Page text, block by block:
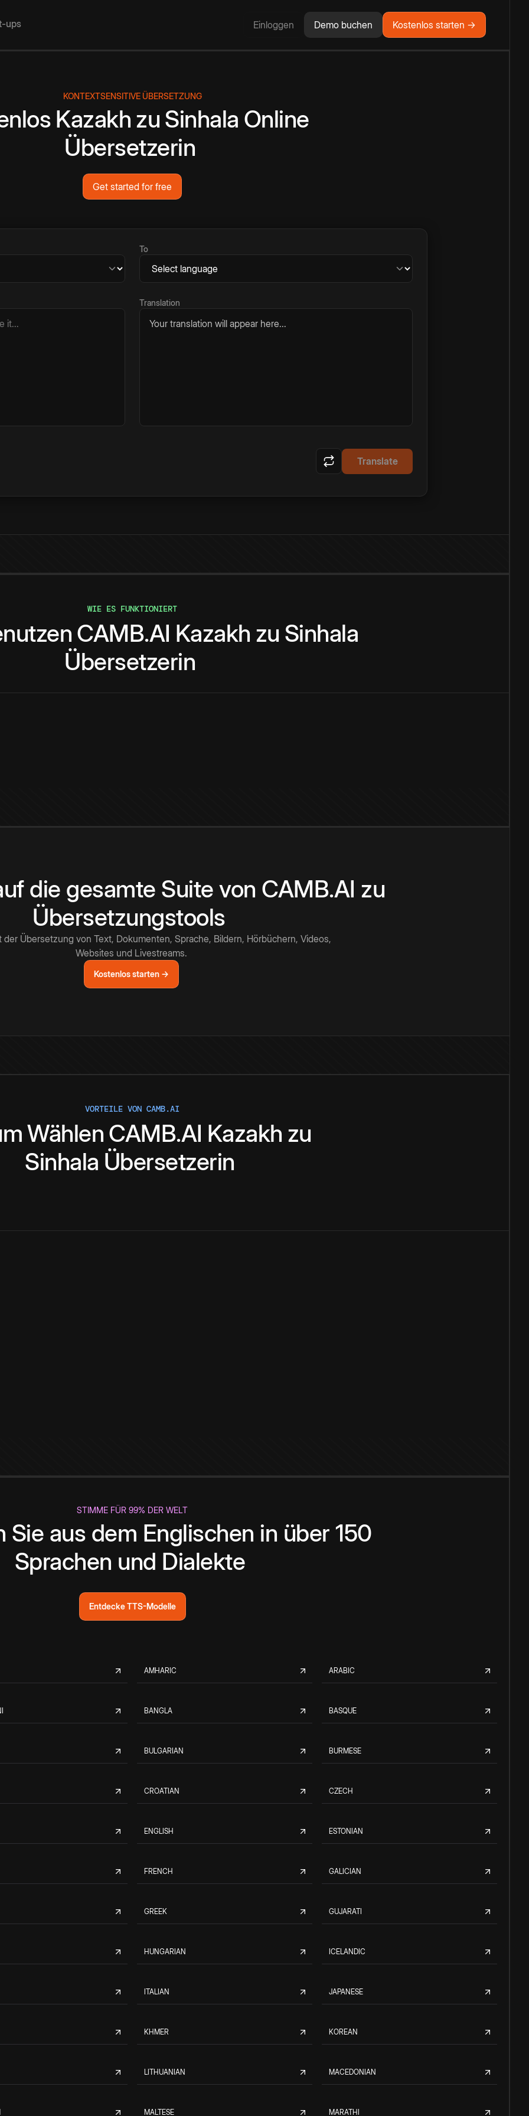
ups Einloggen Demo buchen Kostenlos starten →
KONTEXTSENSITIVE ÜBERSETZUNG
Kazakh zu Sinhala Online
Übersetzerin
Get started for free
To
Translation
Your translation will appear here...
Translate
WIE ES FUNKTIONIERT
CAMB.AI Kazakh zu Sinhala
Übersetzerin
die gesamte Suite von CAMB.AI zu
Übersetzungstools
der Übersetzung von Text, Dokumenten, Sprache, Bildern, Hörbüchern, Videos,
Websites und Livestreams.
Kostenlos starten →
VORTEILE VON CAMB.AI
Wählen CAMB.AI Kazakh zu
Sinhala Übersetzerin
STIMME FÜR 99% DER WELT
Sie aus dem Englischen in über 150
Sprachen und Dialekte
Entdecke TTS-Modelle
AMHARIC ARABIC
BANGLA BASQUE
BULGARIAN BURMESE
CROATIAN CZECH
ENGLISH ESTONIAN
FRENCH GALICIAN
GREEK GUJARATI
HUNGARIAN ICELANDIC
ITALIAN JAPANESE
KHMER KOREAN
LITHUANIAN MACEDONIAN
MALTESE MARATHI